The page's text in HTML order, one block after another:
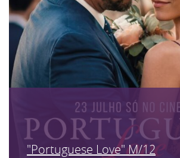
"Portuguese Love" M/12